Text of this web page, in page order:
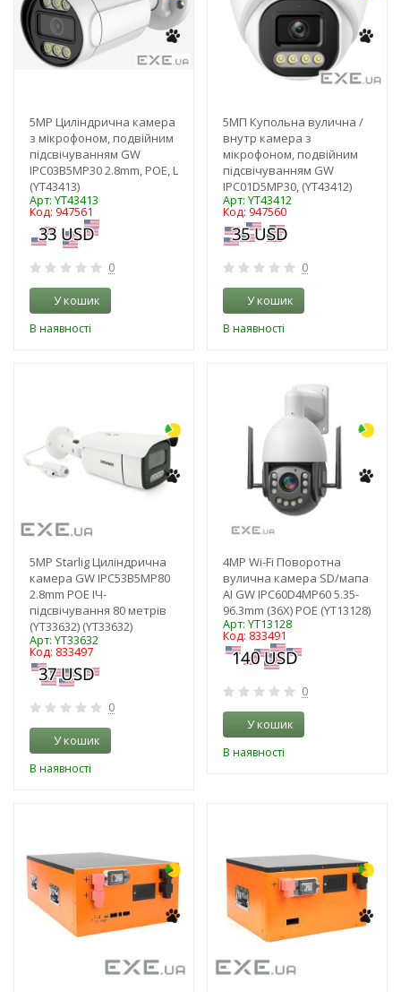
5MP Циліндрична камера
з мікрофоном, подвійним
підсвічуванням GW
IPC03B5MP30 2.8mm, POE, L
(YT43413)
Арт: YT43413
Код: 947561
0
У кошик
В наявності
5MП Купольна вулична /
внутр камера з
мікрофоном, подвійним
підсвічуванням GW
IPC01D5MP30, (YT43412)
Арт: YT43412
Код: 947560
0
У кошик
В наявності
5MP Starlig Циліндрична
камера GW IPC53B5MP80
2.8mm POE ІЧ-
підсвічування 80 метрів
(YT33632) (YT33632)
Арт: YT33632
Код: 833497
0
У кошик
В наявності
4MP Wi-Fi Поворотна
вулична камера SD/мапа
AI GW IPC60D4MP60 5.35-
96.3mm (36X) POE (YT13128)
Арт: YT13128
Код: 833491
0
У кошик
В наявності